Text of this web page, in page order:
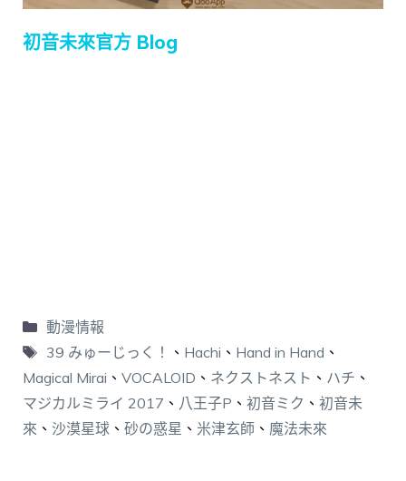
初音未來官方 Blog
動漫情報
39 みゅーじっく！
、 Hachi 、 Hand in Hand 、
Magical Mirai 、 VOCALOID 、 ネクストネスト 、 ハチ 、
マジカルミライ 2017 、 八王子P 、 初音ミク 、 初音未
來 、 沙漠星球 、 砂の惑星 、 米津玄師 、 魔法未來